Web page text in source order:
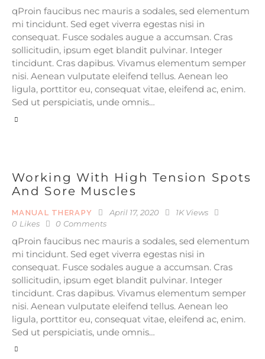
qProin faucibus nec mauris a sodales, sed elementum
mi tincidunt. Sed eget viverra egestas nisi in
consequat. Fusce sodales augue a accumsan. Cras
sollicitudin, ipsum eget blandit pulvinar. Integer
tincidunt. Cras dapibus. Vivamus elementum semper
nisi. Aenean vulputate eleifend tellus. Aenean leo
ligula, porttitor eu, consequat vitae, eleifend ac, enim.
Sed ut perspiciatis, unde omnis…
Working With High Tension Spots
And Sore Muscles
MANUAL THERAPY April 17, 2020 1K Views
0 Likes 0 Comments
qProin faucibus nec mauris a sodales, sed elementum
mi tincidunt. Sed eget viverra egestas nisi in
consequat. Fusce sodales augue a accumsan. Cras
sollicitudin, ipsum eget blandit pulvinar. Integer
tincidunt. Cras dapibus. Vivamus elementum semper
nisi. Aenean vulputate eleifend tellus. Aenean leo
ligula, porttitor eu, consequat vitae, eleifend ac, enim.
Sed ut perspiciatis, unde omnis…